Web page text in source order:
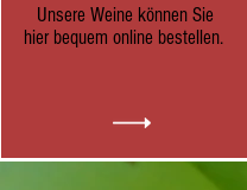
Unsere Weine können Sie
hier bequem online bestellen.